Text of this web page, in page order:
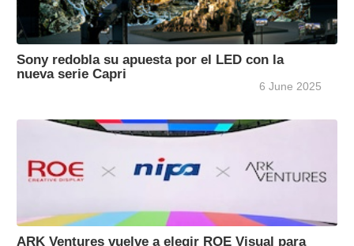
Sony redobla su apuesta por el LED con la
nueva serie Capri
6 June 2025
ARK Ventures vuelve a elegir ROE Visual para